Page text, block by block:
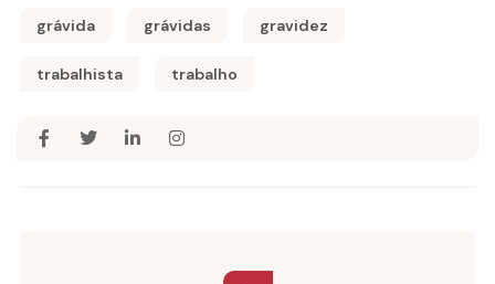
grávida grávidas gravidez
trabalhista trabalho